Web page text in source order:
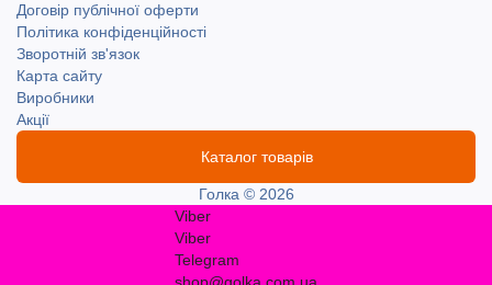
Договір публічної оферти
Політика конфіденційності
Зворотній зв'язок
Карта сайту
Виробники
Акції
Каталог товарів
Голка © 2026
Viber
Viber
Telegram